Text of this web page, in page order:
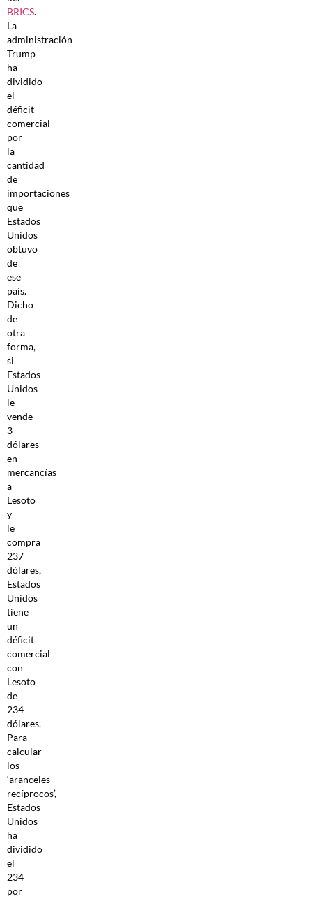
BRICS.
La
administración
Trump
ha
dividido
el
déficit
comercial
por
la
cantidad
de
importaciones
que
Estados
Unidos
obtuvo
de
ese
país.
Dicho
de
otra
forma,
si
Estados
Unidos
le
vende
3
dólares
en
mercancías
a
Lesoto
y
le
compra
237
dólares,
Estados
Unidos
tiene
un
déficit
comercial
con
Lesoto
de
234
dólares.
Para
calcular
los
‘aranceles
recíprocos’,
Estados
Unidos
ha
dividido
el
234
por